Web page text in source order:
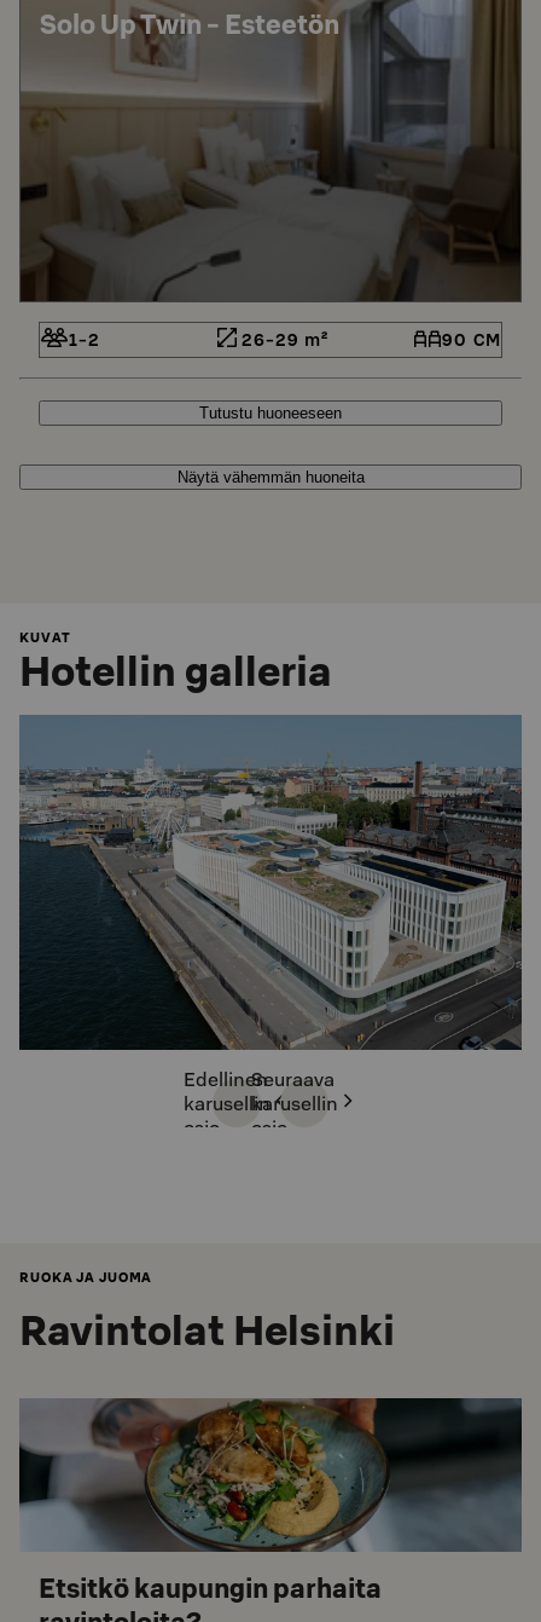
Solo Up Twin - Esteetön
1-2 26-29 m² 90 CM
Tutustu huoneeseen
Näytä vähemmän huoneita
KUVAT
Hotellin galleria
Edellinen
karusellin
osio
Seuraava
karusellin
osio
RUOKA JA JUOMA
Ravintolat Helsinki
Etsitkö kaupungin parhaita